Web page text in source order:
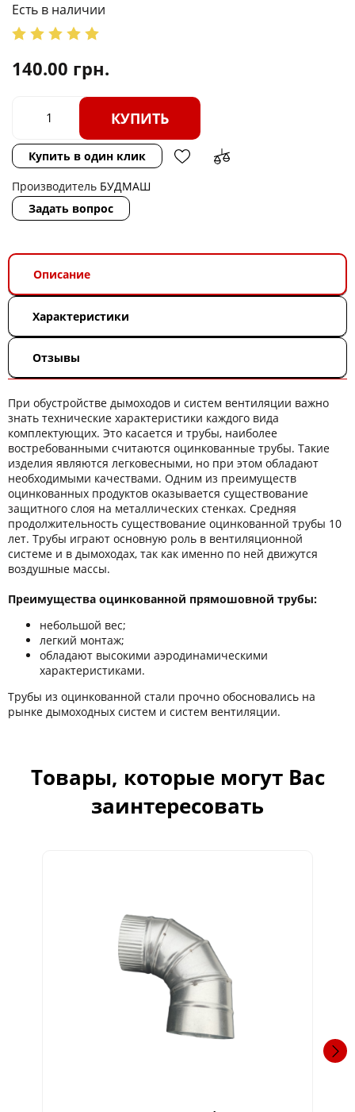
Есть в наличии
140.00 грн.
КУПИТЬ
Купить в один клик
Производитель БУДМАШ
Задать вопрос
Описание
Характеристики
Отзывы
При обустройстве дымоходов и систем вентиляции важно
знать технические характеристики каждого вида
комплектующих. Это касается и трубы, наиболее
востребованными считаются оцинкованные трубы. Такие
изделия являются легковесными, но при этом обладают
необходимыми качествами. Одним из преимуществ
оцинкованных продуктов оказывается существование
защитного слоя на металлических стенках. Средняя
продолжительность существование оцинкованной трубы 10
лет. Трубы играют основную роль в вентиляционной
системе и в дымоходах, так как именно по ней движутся
воздушные массы.
Преимущества оцинкованной прямошовной трубы:
небольшой вес;
легкий монтаж;
обладают высокими аэродинамическими
характеристиками.
Трубы из оцинкованной стали прочно обосновались на
рынке дымоходных систем и систем вентиляции.
Товары, которые могут Вас
заинтересовать